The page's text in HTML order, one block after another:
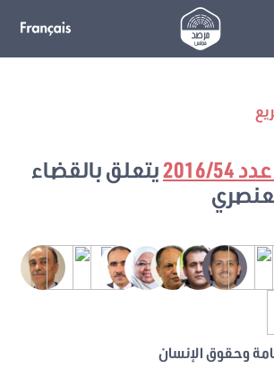
54
يتعلق بالقضاء
وحقوق الإنسان